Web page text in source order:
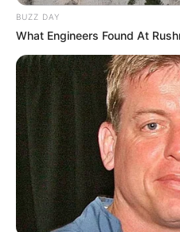
BUZZ DAY
What Engineers Found At